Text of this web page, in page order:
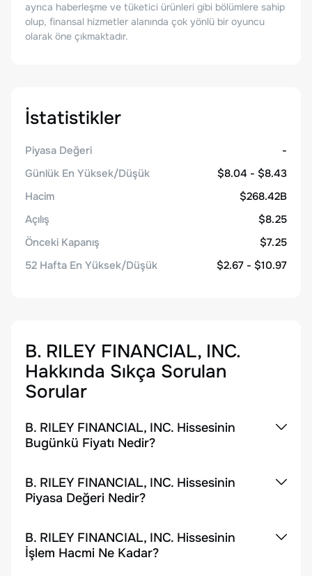
ayrıca haberleşme ve tüketici ürünleri gibi bölümlere sahip
olup, finansal hizmetler alanında çok yönlü bir oyuncu
olarak öne çıkmaktadır.
İstatistikler
Piyasa Değeri
-
Günlük En Yüksek/Düşük
$8.04 - $8.43
Hacim
$268.42B
Açılış
$8.25
Önceki Kapanış
$7.25
52 Hafta En Yüksek/Düşük
$2.67 - $10.97
B. RILEY FINANCIAL, INC.
Hakkında Sıkça Sorulan
Sorular
B. RILEY FINANCIAL, INC. Hissesinin
Bugünkü Fiyatı Nedir?
B. RILEY FINANCIAL, INC. Hissesinin
Piyasa Değeri Nedir?
B. RILEY FINANCIAL, INC. Hissesinin
İşlem Hacmi Ne Kadar?